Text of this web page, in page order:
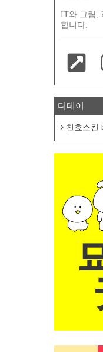
IT와 그림,
합니다.
디데이
친효스킨